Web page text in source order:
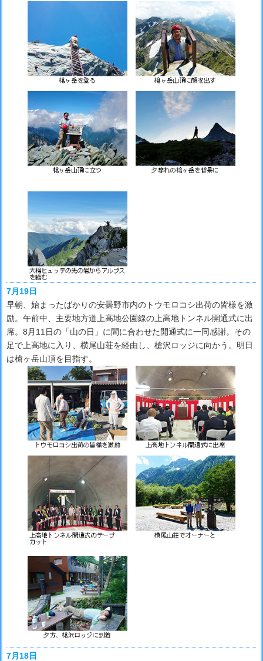
7月19日
早朝、始まったばかりの安曇野市内のトウモロコシ出荷の皆様を激
励。午前中、主要地方道上高地公園線の上高地トンネル開通式に出
席。8月11日の「山の日」に間に合わせた開通式に一同感謝。その
足で上高地に入り、横尾山荘を経由し、槍沢ロッジに向かう。明日
は槍ヶ岳山頂を目指す。
7月18日